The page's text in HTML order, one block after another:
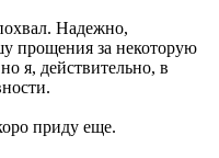
Надежно,
прощения за некоторую
я, действительно, в
приду еще.